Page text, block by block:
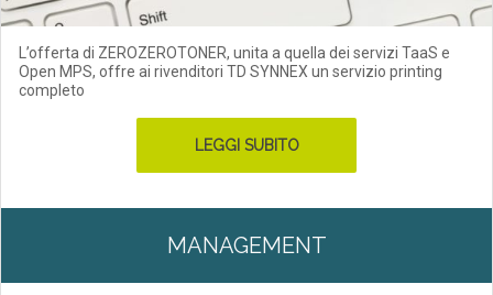
L’offerta di ZEROZEROTONER, unita a quella dei servizi TaaS e
Open MPS, offre ai rivenditori TD SYNNEX un servizio printing
completo
LEGGI SUBITO
MANAGEMENT